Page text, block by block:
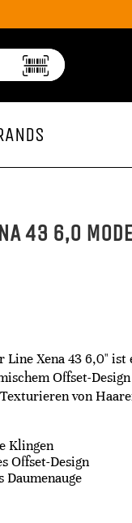
43 6,0
Line Xena 43 6,0"
Offset-
von
Klingen
Offset-Design
Daumenauge